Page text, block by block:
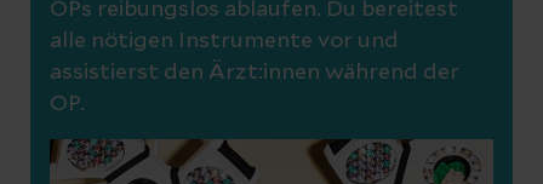
OPs reibungslos ablaufen. Du bereitest
alle nötigen Instrumente vor und
assistierst den Ärzt:innen während der
OP.